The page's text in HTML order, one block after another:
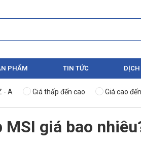
PHẨM TIN TỨC
- A Giá thấp đến cao Giá cao
giá bao